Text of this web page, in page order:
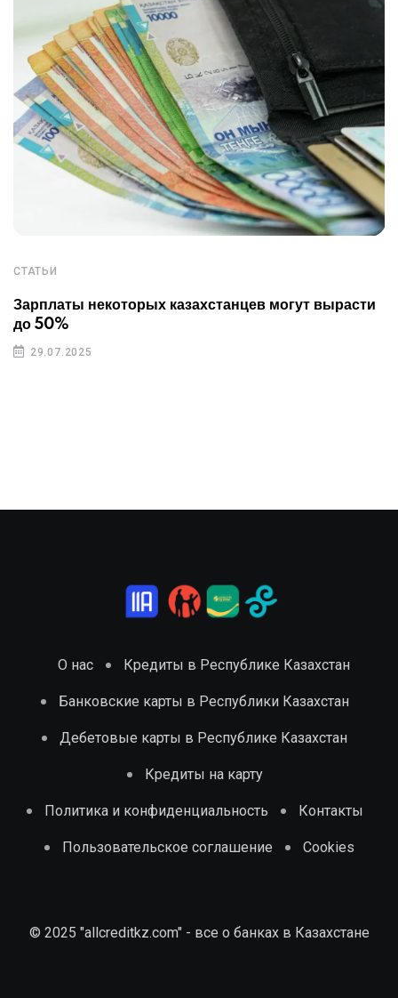
СТАТЬИ
Зарплаты некоторых казахстанцев могут вырасти
до 50%
29.07.2025
О нас Кредиты в Республике Казахстан
Банковские карты в Республики Казахстан
Дебетовые карты в Республике Казахстан
Кредиты на карту
Политика и конфиденциальность Контакты
Пользовательское соглашение Cookies
© 2025 "allcreditkz.com" - все о банках в Казахстане